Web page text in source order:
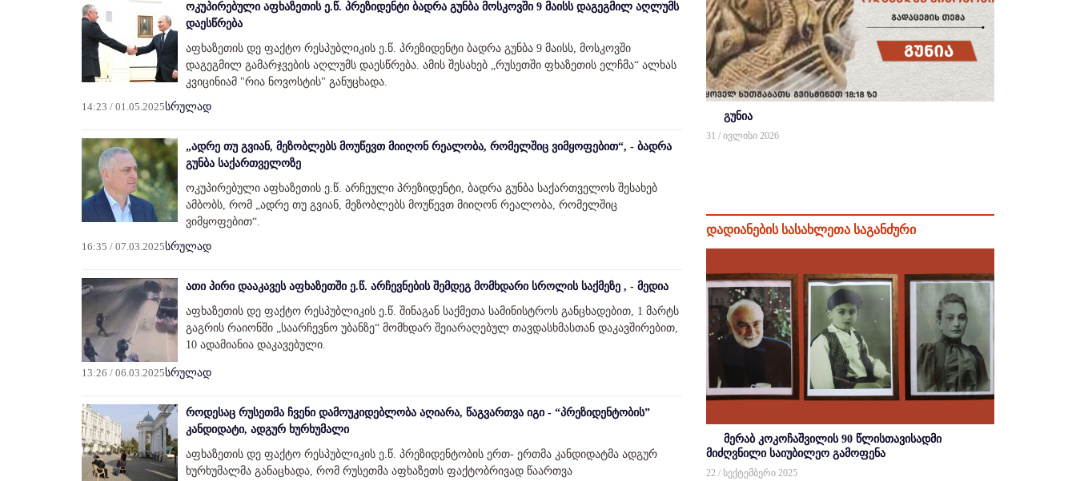
ოკუპირებული აფხაზეთის ე.წ. პრეზიდენტი ბადრა გუნბა მოსკოვში 9 მაისს დაგეგმილ აღლუმს
დაესწრება
აფხაზეთის დე ფაქტო რესპუბლიკის ე.წ. პრეზიდენტი ბადრა გუნბა 9 მაისს, მოსკოვში
დაგეგმილ გამარჯვების აღლუმს დაესწრება. ამის შესახებ „რუსეთში ფხაზეთის ელჩმა“ ალხას
კვიცინიამ "რია ნოვოსტის" განუცხადა.
14:23 / 01.05.2025სრულად
„ადრე თუ გვიან, მეზობლებს მოუწევთ მიიღონ რეალობა, რომელშიც ვიმყოფებით“, - ბადრა
გუნბა საქართველოზე
ოკუპირებული აფხაზეთის ე.წ. არჩეული პრეზიდენტი, ბადრა გუნბა საქართველოს შესახებ
ამბობს, რომ „ადრე თუ გვიან, მეზობლებს მოუწევთ მიიღონ რეალობა, რომელშიც
ვიმყოფებით“.
16:35 / 07.03.2025სრულად
ათი პირი დააკავეს აფხაზეთში ე.წ. არჩევნების შემდეგ მომხდარი სროლის საქმეზე , - მედია
აფხაზეთის დე ფაქტო რესპუბლიკის ე.წ. შინაგან საქმეთა სამინისტროს განცხადებით, 1 მარტს
გაგრის რაიონში „საარჩევნო უბანზე“ მომხდარ შეიარაღებულ თავდასხმასთან დაკავშირებით,
10 ადამიანია დაკავებული.
13:26 / 06.03.2025სრულად
როდესაც რუსეთმა ჩვენი დამოუკიდებლობა აღიარა, წაგვართვა იგი - “პრეზიდენტობის”
კანდიდატი, ადგურ ხურხუმალი
აფხაზეთის დე ფაქტო რესპუბლიკის ე.წ. პრეზიდენტობის ერთ- ერთმა კანდიდატმა ადგურ
ხურხუმალმა განაცხადა, რომ რუსეთმა აფხაზეთს ფაქტობრივად წაართვა
გუნია
31 / ივლისი 2026
დადიანების სასახლეთა საგანძური
მერაბ კოკოჩაშვილის 90 წლისთავისადმი
მიძღვნილი საიუბილეო გამოფენა
22 / სექტემბერი 2025